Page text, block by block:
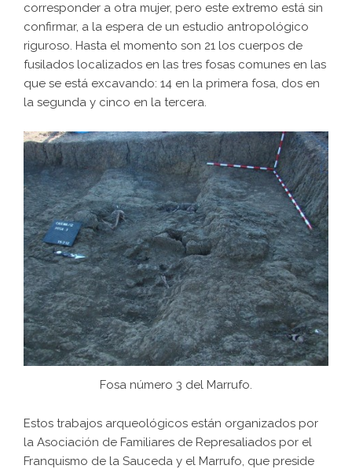
corresponder a otra mujer, pero este extremo está sin
confirmar, a la espera de un estudio antropológico
riguroso. Hasta el momento son 21 los cuerpos de
fusilados localizados en las tres fosas comunes en las
que se está excavando: 14 en la primera fosa, dos en
la segunda y cinco en la tercera.
Fosa número 3 del Marrufo.
Estos trabajos arqueológicos están organizados por
la Asociación de Familiares de Represaliados por el
Franquismo de la Sauceda y el Marrufo, que preside